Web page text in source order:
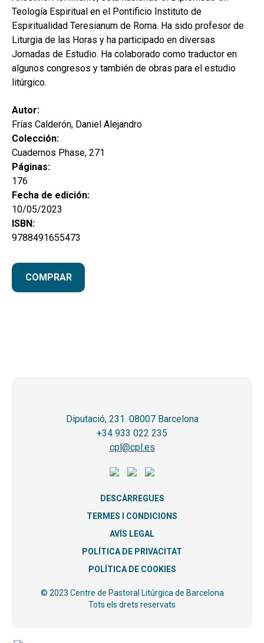
Teología Espiritual en el Pontificio Instituto de
Espiritualidad Teresianum de Roma. Ha sido profesor de
Liturgia de las Horas y ha participado en diversas
Jornadas de Estudio. Ha colaborado como traductor en
algunos congresos y también de obras para el estudio
litúrgico.
Autor:
Frías Calderón, Daniel Alejandro
Colección:
Cuadernos Phase, 271
Páginas:
176
Fecha de edición:
10/05/2023
ISBN:
9788491655473
COMPRAR
Diputació, 231. 08007 Barcelona
+34 933 022 235
cpl@cpl.es
DESCÀRREGUES
TERMES I CONDICIONS
AVÍS LEGAL
POLÍTICA DE PRIVACITAT
POLÍTICA DE COOKIES
© 2023 Centre de Pastoral Litúrgica de Barcelona
Tots els drets reservats